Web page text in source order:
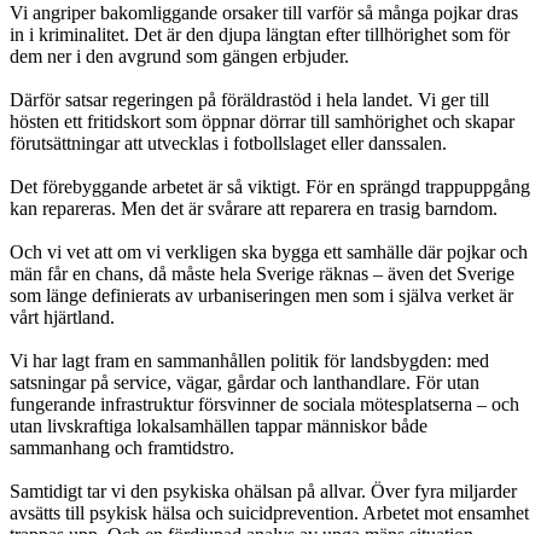
Vi angriper bakomliggande orsaker till varför så många pojkar dras
in i kriminalitet. Det är den djupa längtan efter tillhörighet som för
dem ner i den avgrund som gängen erbjuder.
Därför satsar regeringen på föräldrastöd i hela landet. Vi ger till
hösten ett fritidskort som öppnar dörrar till samhörighet och skapar
förutsättningar att utvecklas i fotbollslaget eller danssalen.
Det förebyggande arbetet är så viktigt. För en sprängd trappuppgång
kan repareras. Men det är svårare att reparera en trasig barndom.
Och vi vet att om vi verkligen ska bygga ett samhälle där pojkar och
män får en chans, då måste hela Sverige räknas – även det Sverige
som länge definierats av urbaniseringen men som i själva verket är
vårt hjärtland.
Vi har lagt fram en sammanhållen politik för landsbygden: med
satsningar på service, vägar, gårdar och lanthandlare. För utan
fungerande infrastruktur försvinner de sociala mötesplatserna – och
utan livskraftiga lokalsamhällen tappar människor både
sammanhang och framtidstro.
Samtidigt tar vi den psykiska ohälsan på allvar. Över fyra miljarder
avsätts till psykisk hälsa och suicidprevention. Arbetet mot ensamhet